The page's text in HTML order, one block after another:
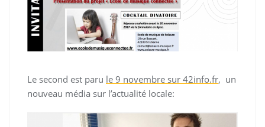
Le second est paru le 9 novembre sur 42info.fr, un
nouveau média sur l’actualité locale: